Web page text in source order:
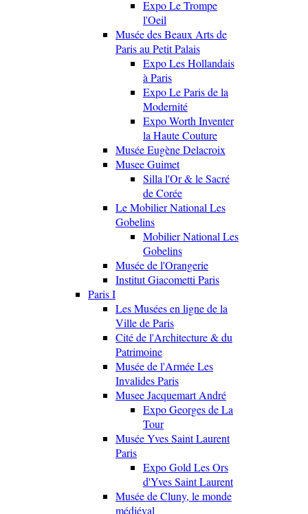
Expo Le Trompe
l'Oeil
Musée des Beaux Arts de
Paris au Petit Palais
Expo Les Hollandais
à Paris
Expo Le Paris de la
Modernité
Expo Worth Inventer
la Haute Couture
Musée Eugène Delacroix
Musee Guimet
Silla l'Or & le Sacré
de Corée
Le Mobilier National Les
Gobelins
Mobilier National Les
Gobelins
Musée de l'Orangerie
Institut Giacometti Paris
Paris I
Les Musées en ligne de la
Ville de Paris
Cité de l'Architecture & du
Patrimoine
Musée de l'Armée Les
Invalides Paris
Musee Jacquemart André
Expo Georges de La
Tour
Musée Yves Saint Laurent
Paris
Expo Gold Les Ors
d'Yves Saint Laurent
Musée de Cluny, le monde
médiéval